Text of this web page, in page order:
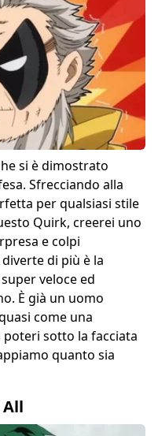
si è dimostrato
Sfrecciando alla
per qualsiasi stile
Quirk, creerei uno
e colpi
di più è la
veloce ed
È già un uomo
come una
poteri sotto la facciata
quanto sia